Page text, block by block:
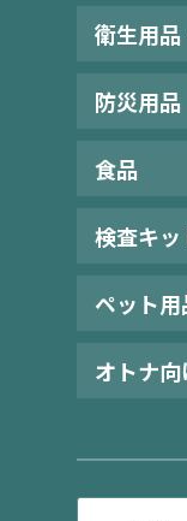
衛生用
防災用品
食品
検査キッ
ペット用
オトナ向